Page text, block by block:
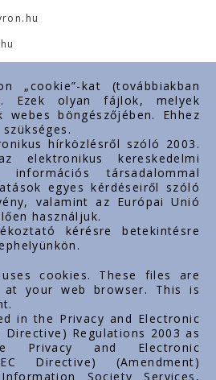
„cookie”-kat (továbbiakban
Ezek olyan fájlok, melyek
böngészőjében. Ehhez
hírközlésről szóló 2003.
elektronikus kereskedelmi
információs társadalommal
egyes kérdéseiről szóló
valamint az Európai Unió
használjuk.
kérésre betekintésre
cookies. These files are
your web browser. This is
in the Privacy and Electronic
Directive) Regulations 2003 as
Privacy and Electronic
Directive) (Amendment)
Society Services,